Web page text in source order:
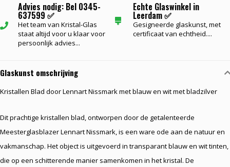
Advies nodig: Bel 0345-
637599 ✅
Het team van Kristal-Glas
staat altijd voor u klaar voor
persoonlijk advies...
Echte Glaswinkel in
Leerdam ✅
Gesigneerde glaskunst, met
certificaat van echtheid....
Glaskunst omschrijving
Kristallen Blad door Lennart Nissmark met blauw en wit met bladzilver
Dit prachtige kristallen blad, ontworpen door de getalenteerde
Meesterglasblazer Lennart Nissmark, is een ware ode aan de natuur en
vakmanschap. Het object is uitgevoerd in transparant blauw en wit tinten,
die op een schitterende manier samenkomen in het kristal. De